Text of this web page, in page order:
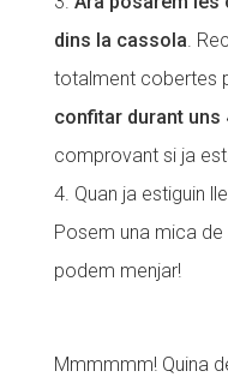
dins la cassola.
totalment cobertes
confitar durant uns
comprovant si ja
Quan ja estiguin
Posem una mica
podem menjar!
Mmmmmm! Quina